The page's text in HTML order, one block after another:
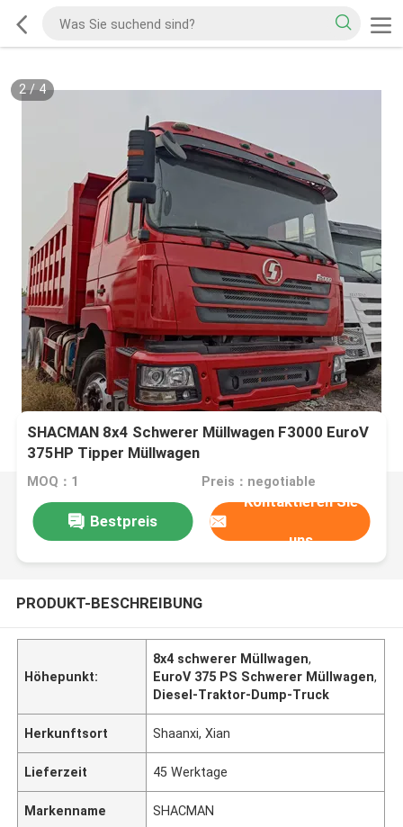
2/4
SHACMAN 8x4 Schwerer Müllwagen F3000 EuroV
375HP Tipper Müllwagen
MOQ：1 Preis：negotiable
Bestpreis
Kontaktieren Sie
uns
PRODUKT-BESCHREIBUNG
Höhepunkt:
8x4 schwerer Müllwagen,
EuroV 375 PS Schwerer Müllwagen,
Diesel-Traktor-Dump-Truck
Herkunftsort Shaanxi, Xian
Lieferzeit 45 Werktage
Markenname SHACMAN